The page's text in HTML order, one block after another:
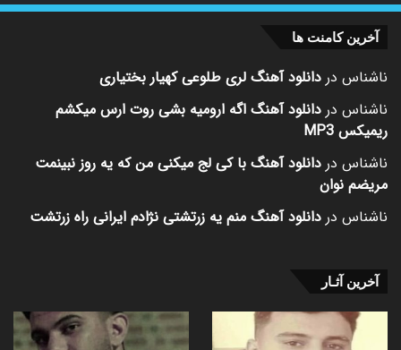
آخرین کامنت ها
ناشناس در دانلود آهنگ لری طلوعی کهیار بختیاری
ناشناس در دانلود آهنگ اگه ارومیه بشی روت ارس میکشم
ریمیکس MP3
ناشناس در دانلود آهنگ با کی لج میکنی من که یه روز نبینمت
مریضم نوان
ناشناس در دانلود آهنگ منم یه زرتشتی نژادم ایرانی راه زرتشت
آخرین آثـار